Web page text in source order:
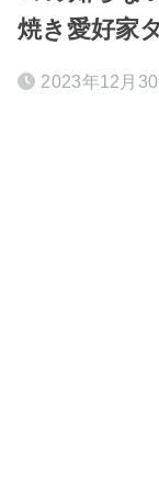
焼き愛好家
2023年12月30